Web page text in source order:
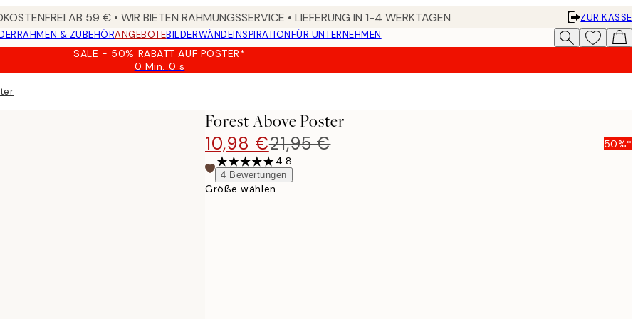
AB 59 € • WIR BIETEN RAHMUNGSSERVICE • LIEFERUNG IN 1-4 WERKTAGEN
ZUR KASSE
RAHMEN & ZUBEHÖRANGEBOTEBILDERWÄNDEINSPIRATIONFÜR UNTERNEHMEN
SALE - 50% RABATT AUF POSTER*
0 Min. 0 s
Gültig
Forest Above Poster
10,98 €21,95 €
50%*
4.8
4 Bewertungen
Größe wählen